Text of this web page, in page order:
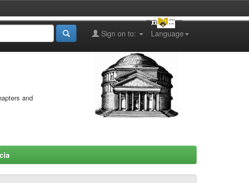
Language
Sign on to:
and